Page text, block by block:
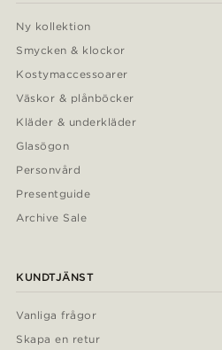
Ny kollektion
Smycken & klockor
Kostymaccessoarer
Väskor & plånböcker
Kläder & underkläder
Glasögon
Personvård
Presentguide
Archive Sale
KUNDTJÄNST
Vanliga frågor
Skapa en retur